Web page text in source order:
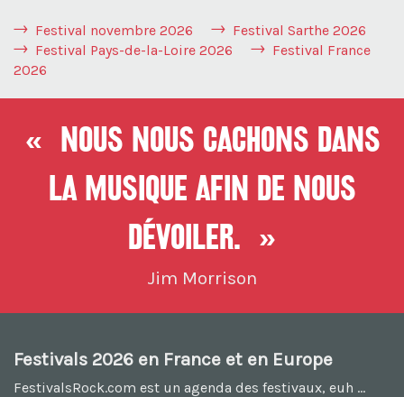
Festival novembre 2026
Festival Sarthe 2026
Festival Pays-de-la-Loire 2026
Festival France
2026
« Nous nous cachons dans
la musique afin de nous
dévoiler. »
Jim Morrison
Festivals 2026 en France et en Europe
FestivalsRock.com est un agenda des festivaux, euh ...